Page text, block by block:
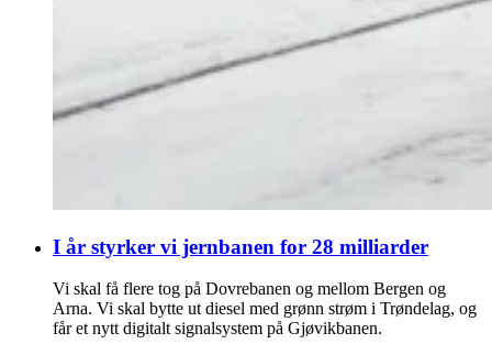
I år styrker vi jernbanen for 28 milliarder
Vi skal få flere tog på Dovrebanen og mellom Bergen og
Arna. Vi skal bytte ut diesel med grønn strøm i Trøndelag, og
får et nytt digitalt signalsystem på Gjøvikbanen.